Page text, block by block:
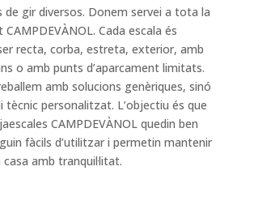
de gir diversos. Donem servei a tota la
Cada escala és
recta, corba, estreta, exterior, amb
o amb punts d’aparcament limitats.
amb solucions genèriques, sinó
tècnic personalitzat. L’objectiu és que
CAMPDEVÀNOL quedin ben
fàcils d’utilitzar i permetin mantenir
amb tranquil·litat.